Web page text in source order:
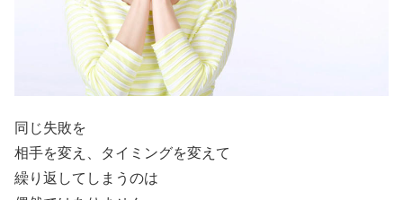
同じ失敗を
相手を変え、タイミングを変えて
繰り返してしまうのは